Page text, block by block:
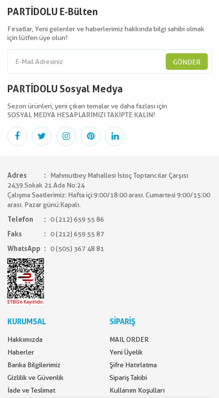
PARTİDOLU E-Bülten
Fırsatlar, Yeni gelenler ve haberlerimiz hakkında bilgi sahibi olmak
için lütfen üye olun!
GÖNDER
PARTİDOLU Sosyal Medya
Sezon ürünleri, yeni çıkan temalar ve daha fazlası için
SOSYAL MEDYA HESAPLARIMIZI TAKİPTE KALIN!
Adres
Mahmutbey Mahallesi İstoç Toptancılar Çarşısı
2439.Sokak 21.Ada No:24
Çalışma Saatlerimiz: Hafta içi:9:00/18:00 arası. Cumartesi 9:00/15:00
arası. Pazar günü:Kapalı.
Telefon
0 (212) 659 55 86
Faks
0 (212) 659 55 87
WhatsApp
0 (505) 367 48 81
KURUMSAL
Hakkımızda
Haberler
Banka Bilgilerimiz
Gizlilik ve Güvenlik
İade ve Teslimat
SİPARİŞ
MAIL ORDER
Yeni Üyelik
Şifre Hatırlatma
Sipariş Takibi
Kullanım Koşulları